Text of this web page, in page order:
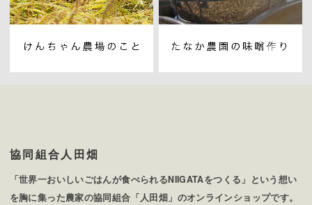
協同組合人田畑
「世界一おいしいごはんが食べられるNIIGATAをつくる」という想い
を胸に集った農家の協同組合「人田畑」のオンラインショップです。